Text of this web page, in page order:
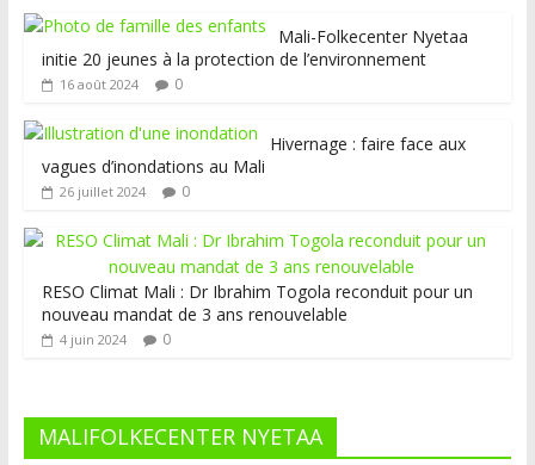
Mali-Folkecenter Nyetaa
initie 20 jeunes à la protection de l’environnement
16 août 2024 0
Hivernage : faire face aux
vagues d’inondations au Mali
26 juillet 2024 0
RESO Climat Mali : Dr Ibrahim Togola reconduit pour un
nouveau mandat de 3 ans renouvelable
4 juin 2024 0
MALIFOLKECENTER NYETAA